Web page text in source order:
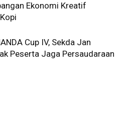
Ekonomi Kreatif
Cup IV, Sekda Jan
Peserta Jaga Persaudaraan